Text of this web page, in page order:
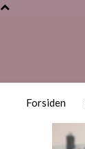
Forsiden